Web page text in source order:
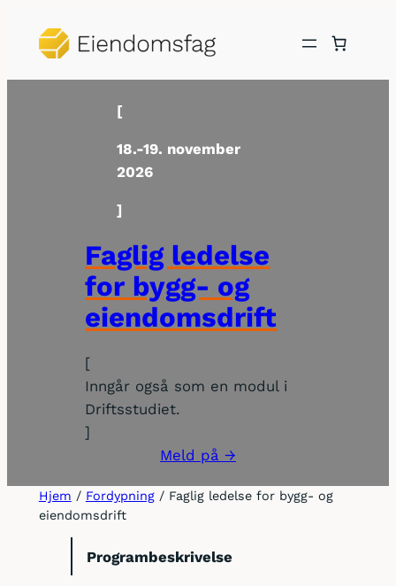
[
18.-19. november
2026
]
Faglig ledelse
for bygg- og
eiendomsdrift
[
Inngår også som en modul i
Driftsstudiet.
]
Meld på →
Hjem / Fordypning/ Faglig ledelse for bygg- og
eiendomsdrift
Programbeskrivelse